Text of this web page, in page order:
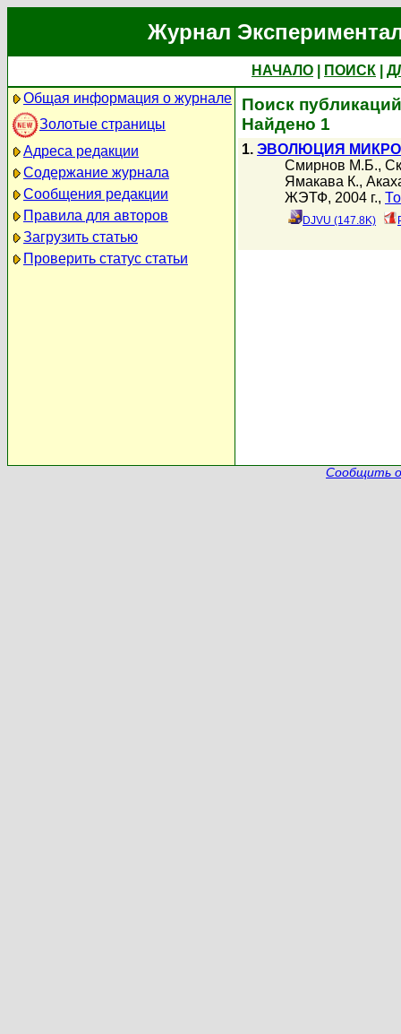
Журнал
НАЧАЛО ПОИСК
Общая информация о журнале
Золотые страницы
Адреса редакции
Содержание журнала
Сообщения редакции
Правила для авторов
Загрузить статью
Проверить статус статьи
Поиск
Найдено 1
1. ЭВОЛЮЦИЯ
Смирнов М.Б.,
Ямакава К.,
ЖЭТФ, 2004 г.,
DJVU (147.8K)
Сообщить о